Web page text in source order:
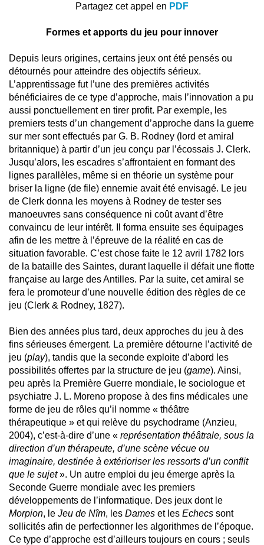
Partagez cet appel en PDF
Formes et apports du jeu pour innover
Depuis leurs origines, certains jeux ont été pensés ou
détournés pour atteindre des objectifs sérieux.
L’apprentissage fut l’une des premières activités
bénéficiaires de ce type d’approche, mais l’innovation a pu
aussi ponctuellement en tirer profit. Par exemple, les
premiers tests d’un changement d’approche dans la guerre
sur mer sont effectués par G. B. Rodney (lord et amiral
britannique) à partir d’un jeu conçu par l’écossais J. Clerk.
Jusqu’alors, les escadres s’affrontaient en formant des
lignes parallèles, même si en théorie un système pour
briser la ligne (de file) ennemie avait été envisagé. Le jeu
de Clerk donna les moyens à Rodney de tester ses
manoeuvres sans conséquence ni coût avant d’être
convaincu de leur intérêt. Il forma ensuite ses équipages
afin de les mettre à l’épreuve de la réalité en cas de
situation favorable. C’est chose faite le 12 avril 1782 lors
de la bataille des Saintes, durant laquelle il défait une flotte
française au large des Antilles. Par la suite, cet amiral se
fera le promoteur d’une nouvelle édition des règles de ce
jeu (Clerk & Rodney, 1827).
Bien des années plus tard, deux approches du jeu à des
fins sérieuses émergent. La première détourne l’activité de
jeu (play), tandis que la seconde exploite d’abord les
possibilités offertes par la structure de jeu (game). Ainsi,
peu après la Première Guerre mondiale, le sociologue et
psychiatre J. L. Moreno propose à des fins médicales une
forme de jeu de rôles qu’il nomme « théâtre
thérapeutique » et qui relève du psychodrame (Anzieu,
2004), c’est-à-dire d’une « représentation théâtrale, sous la
direction d’un thérapeute, d’une scène vécue ou
imaginaire, destinée à extérioriser les ressorts d’un conflit
que le sujet». Un autre emploi du jeu émerge après la
Seconde Guerre mondiale avec les premiers
développements de l’informatique. Des jeux dont le
Morpion, le Jeu de Nîm, les Dames et les Echecs sont
sollicités afin de perfectionner les algorithmes de l’époque.
Ce type d’approche est d’ailleurs toujours en cours ; seuls